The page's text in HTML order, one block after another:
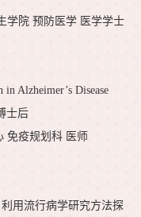
学院 预防医学 医学学士
Alzheimer’s Disease
士后
免疫规划科 医师
用流行病学研究方法探